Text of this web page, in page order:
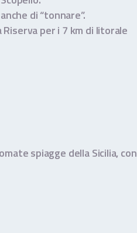
di “tonnare”.
per i 7 km di litorale
spiagge della Sicilia, con